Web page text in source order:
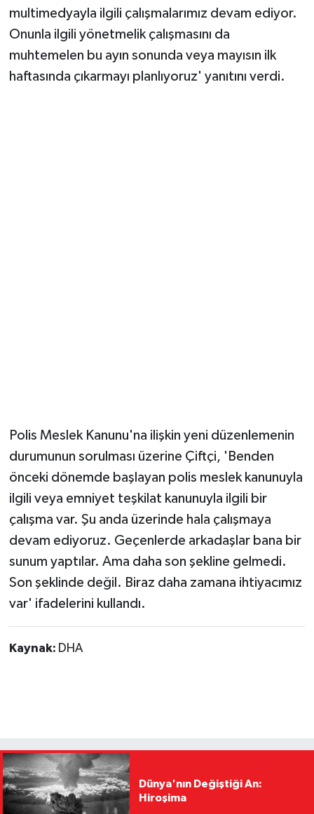
multimedyayla ilgili çalışmalarımız devam ediyor.
Onunla ilgili yönetmelik çalışmasını da
muhtemelen bu ayın sonunda veya mayısın ilk
haftasında çıkarmayı planlıyoruz' yanıtını verdi.
Polis Meslek Kanunu'na ilişkin yeni düzenlemenin
durumunun sorulması üzerine Çiftçi, 'Benden
önceki dönemde başlayan polis meslek kanunuyla
ilgili veya emniyet teşkilat kanunuyla ilgili bir
çalışma var. Şu anda üzerinde hala çalışmaya
devam ediyoruz. Geçenlerde arkadaşlar bana bir
sunum yaptılar. Ama daha son şekline gelmedi.
Son şeklinde değil. Biraz daha zamana ihtiyacımız
var' ifadelerini kullandı.
Kaynak: DHA
Dünya'nın Değiştiği An:
Hiroşima